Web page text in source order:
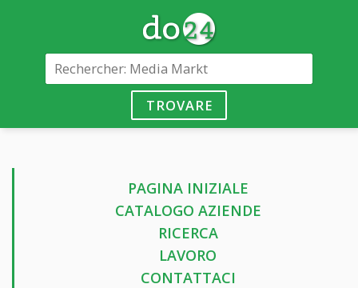
TROVARE
PAGINA INIZIALE
CATALOGO AZIENDE
RICERCA
LAVORO
CONTATTACI